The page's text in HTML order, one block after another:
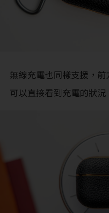
無線充電也同樣支援，
可以直接看到充電的狀況